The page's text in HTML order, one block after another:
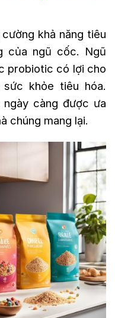
khả năng tiêu
của ngũ cốc. Ngũ
probiotic có lợi cho
khỏe tiêu hóa.
ngày càng được ưa
chúng mang lại.